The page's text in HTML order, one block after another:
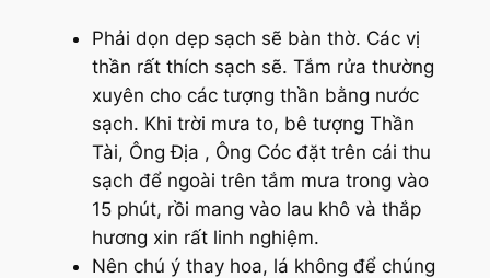
Phải dọn dẹp sạch sẽ bàn thờ. Các vị
thần rất thích sạch sẽ. Tắm rửa thường
xuyên cho các tượng thần bằng nước
sạch. Khi trời mưa to, bê tượng Thần
Tài, Ông Địa , Ông Cóc đặt trên cái thu
sạch để ngoài trên tắm mưa trong vào
15 phút, rồi mang vào lau khô và thắp
hương xin rất linh nghiệm.
Nên chú ý thay hoa, lá không để chúng